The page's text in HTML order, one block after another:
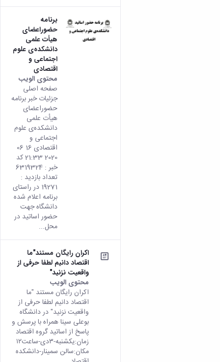
برنامه
حضوراعضای
هیأت علمی
دانشکده‌ی علوم
اجتماعی و
اقتصادی
محتوى الويب
هذه
صفحه اصلی
جزئیات خبر برنامه
حضوراعضای
هیأت علمی
دانشکده‌ی علوم
اجتماعی و
اقتصادی 16 06
2020 21:33 کد
خبر : 6319324
تعداد بازدید :
19271 در راستای
برنامه اعلام شده
دانشگاه جهت
حضور اساتید در
محل...
اکران رایگان مستند"ما
اقتصاد دانیم لطفا حرفی از
واقعیت نزنید"
محتوى الويب
تأتي هذه
النتيجة من
الإصدار
Persian من
هذا المحتوى.
اکران رایگان مستند "ما
اقتصاد دانیم لطفا حرفی از
واقعیت نزنید" در دانشگاه
بوعلی سینا همراه با پرسش و
پاسخ از اساتید گروه اقتصاد
زمان:یکشنبه-۳دی-ساعت۱۲
مکان:سالن سمینار-دانشکده